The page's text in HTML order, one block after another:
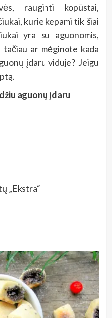
rauginti kopūstai,
kurie kepami tik šiai
yra su aguonomis,
tačiau ar mėginote kada
įdaru viduje? Jeigu
aguonų įdaru
„Ekstra“